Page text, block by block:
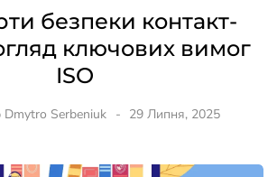
безпеки контакт-
ключових вимог
ISO
Dmytro Serbeniuk 29 Липня, 2025